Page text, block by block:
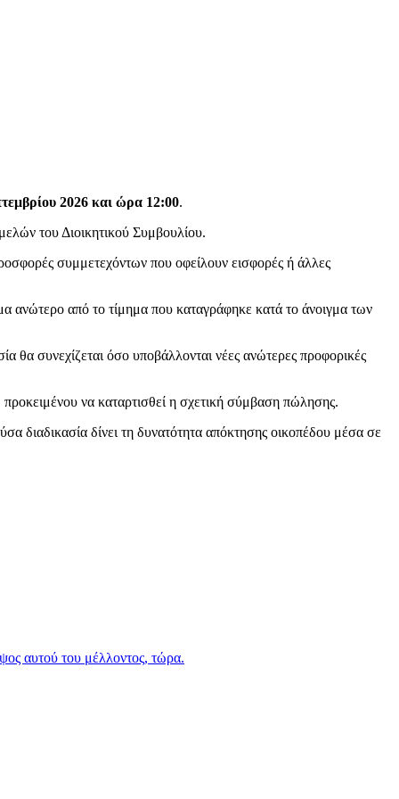
2026 και ώρα 12:00.
του Διοικητικού Συμβουλίου.
συμμετεχόντων που οφείλουν εισφορές ή άλλες
ανώτερο από το τίμημα που καταγράφηκε κατά το άνοιγμα των
θα συνεχίζεται όσο υποβάλλονται νέες ανώτερες προφορικές
να καταρτισθεί η σχετική σύμβαση πώλησης.
διαδικασία δίνει τη δυνατότητα απόκτησης οικοπέδου μέσα σε
αυτού του μέλλοντος, τώρα.